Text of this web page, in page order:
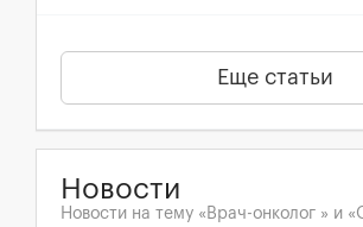
Еще статьи
Новости
Новости на тему «Врач-онколог » и